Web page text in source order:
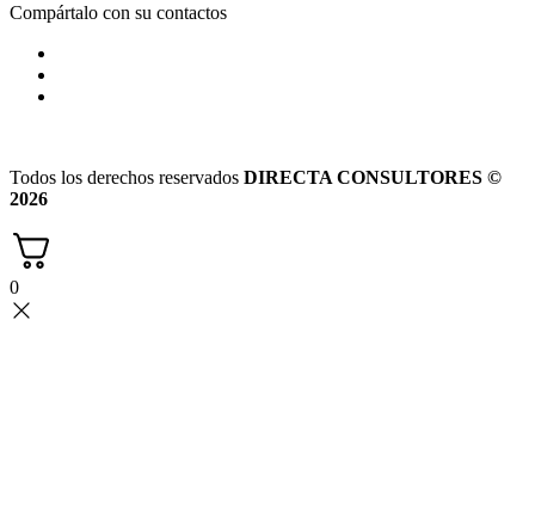
Compártalo con su contactos
Todos los derechos reservados DIRECTA CONSULTORES ©
2026
0